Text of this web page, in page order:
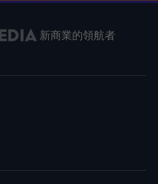
新商業的領航者